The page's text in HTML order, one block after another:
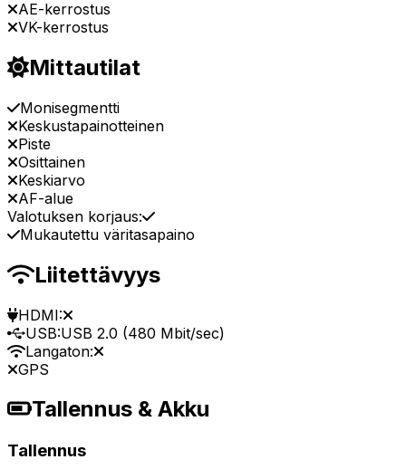
AE-kerrostus
VK-kerrostus
Mittautilat
Monisegmentti
Keskustapainotteinen
Piste
Osittainen
Keskiarvo
AF-alue
Valotuksen korjaus:
Mukautettu väritasapaino
Liitettävyys
HDMI:
USB:USB 2.0 (480 Mbit/sec)
Langaton:
GPS
Tallennus & Akku
Tallennus